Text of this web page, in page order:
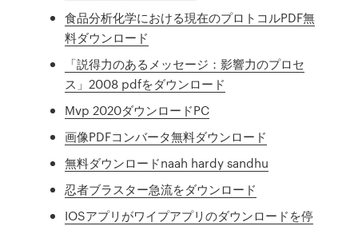
食品分析化学における現在のプロトコルPDF無
料ダウンロード
「説得力のあるメッセージ：影響力のプロセ
ス」2008 pdfをダウンロード
Mvp 2020ダウンロードPC
画像PDFコンバータ無料ダウンロード
無料ダウンロードnaah hardy sandhu
忍者ブラスター急流をダウンロード
IOSアプリがワイプアプリのダウンロードを停